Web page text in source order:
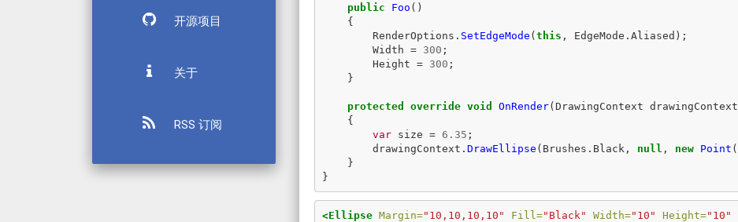
开源项目
关于
RSS 订阅
public
Foo ()
{
RenderOptions . SetEdgeMode (this , EdgeMode . Aliased );
Width = 300 ;
Height = 300 ;
}
protected override void OnRender(DrawingContext drawingContext
{
var size = 6.35 ;
drawingContext . DrawEllipse ( Brushes . Black , null , new Point (
}
}
<Ellipse Margin="10,10,10,10" Fill="Black" Width="10" Height="10"